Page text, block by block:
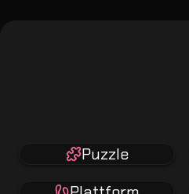
Puzzle